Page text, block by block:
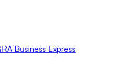
Business Express